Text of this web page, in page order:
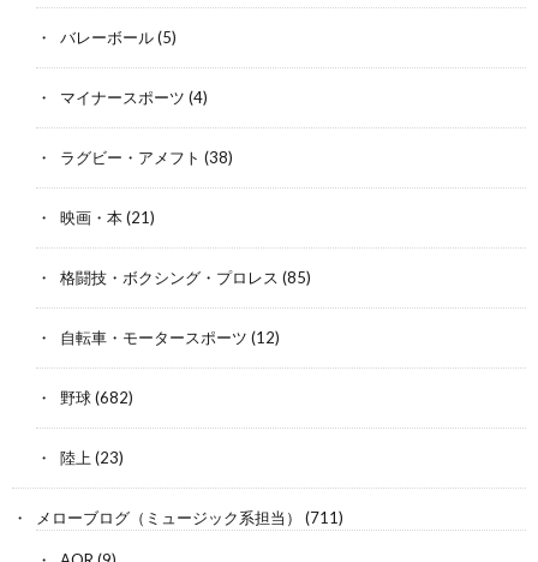
バレーボール(5)
マイナースポーツ (4)
ラグビー・アメフト (38)
映画・本(21)
格闘技・ボクシング・プロレス (85)
自転車・モータースポーツ (12)
野球(682)
陸上 (23)
メローブログ（ミュージック系担当） (711)